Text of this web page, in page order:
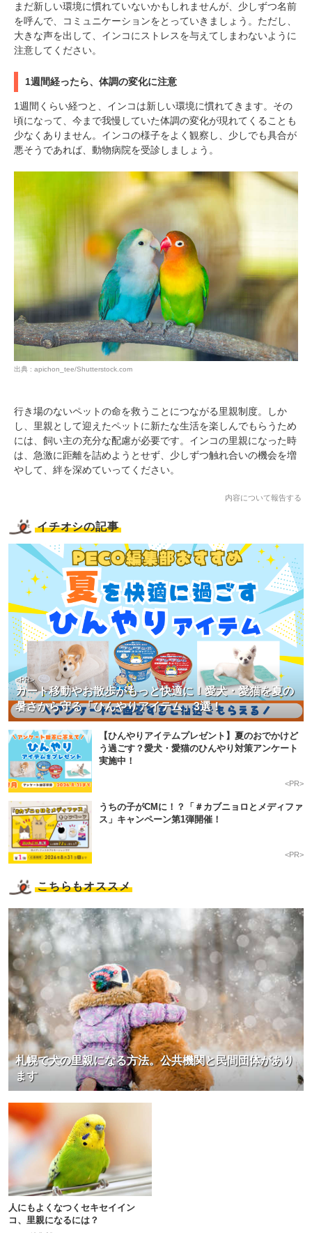
まだ新しい環境に慣れていないかもしれませんが、少しずつ名前
を呼んで、コミュニケーションをとっていきましょう。ただし、
大きな声を出して、インコにストレスを与えてしまわないように
注意してください。
1週間経ったら、体調の変化に注意
1週間くらい経つと、インコは新しい環境に慣れてきます。その
頃になって、今まで我慢していた体調の変化が現れてくることも
少なくありません。インコの様子をよく観察し、少しでも具合が
悪そうであれば、動物病院を受診しましょう。
出典 : apichon_tee/Shutterstock.com
行き場のないペットの命を救うことにつながる里親制度。しか
し、里親として迎えたペットに新たな生活を楽しんでもらうため
には、飼い主の充分な配慮が必要です。インコの里親になった時
は、急激に距離を詰めようとせず、少しずつ触れ合いの機会を増
やして、絆を深めていってください。
内容について報告する
イチオシの記事
カート移動やお散歩がもっと快適に！愛犬・愛猫を夏の
暑さから守る「ひんやりアイテム」3選！
<PR>
【ひんやりアイテムプレゼント】夏のおでかけど
う過ごす？愛犬・愛猫のひんやり対策アンケート
実施中！
<PR>
うちの子がCMに！？「＃カブニョロとメディファ
ス」キャンペーン第1弾開催！
<PR>
こちらもオススメ
札幌で犬の里親になる方法。公共機関と民間団体があり
ます
人にもよくなつくセキセイイン
コ、里親になるには？